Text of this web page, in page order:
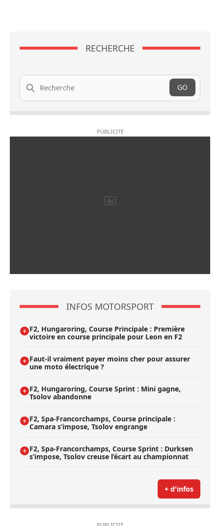
RECHERCHE
Recherche
GO
INFOS MOTORSPORT
F2, Hungaroring, Course Principale : Première
victoire en course principale pour Leon en F2
Faut-il vraiment payer moins cher pour assurer
une moto électrique ?
F2, Hungaroring, Course Sprint : Mini gagne,
Tsolov abandonne
F2, Spa-Francorchamps, Course principale :
Camara s’impose, Tsolov engrange
F2, Spa-Francorchamps, Course Sprint : Durksen
s’impose, Tsolov creuse l’écart au championnat
+ d'infos